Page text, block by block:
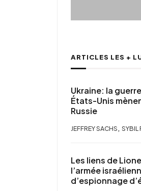
ARTICLES LES +
Ukraine: la
États-Unis
Russie
JEFFREY SACHS , SYBIL
Les liens de
l’armée
d’espionnage